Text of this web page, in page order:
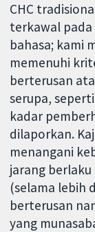
CHC
terkawal pada
bahasa; kami
memenuhi
berterusan
serupa,
kadar
dilaporkan.
menangani
jarang
(selama lebih
berterusan
yang